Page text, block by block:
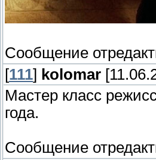
Сообщение
[111] kolomar
Мастер класс
года.
Сообщение